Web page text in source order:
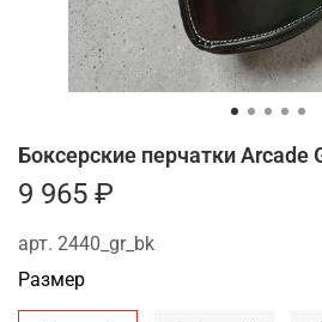
арт. 2440_gr_bk
Боксерские перчатки Arcade
9 965 ₽
Размер